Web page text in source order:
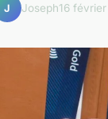
J Joseph16